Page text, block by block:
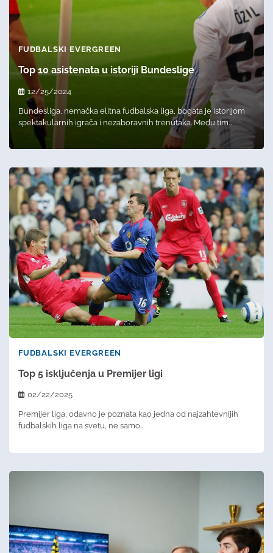
FUDBALSKI EVERGREEN
Top 10 asistenata u istoriji Bundeslige
12/25/2024
Bundesliga, nemačka elitna fudbalska liga, bogata je istorijom
spektakularnih igrača i nezaboravnih trenutaka. Među tim…
FUDBALSKI EVERGREEN
Top 5 isključenja u Premijer ligi
02/22/2025
Premijer liga, odavno je poznata kao jedna od najzahtevnijih
fudbalskih liga na svetu, ne samo…